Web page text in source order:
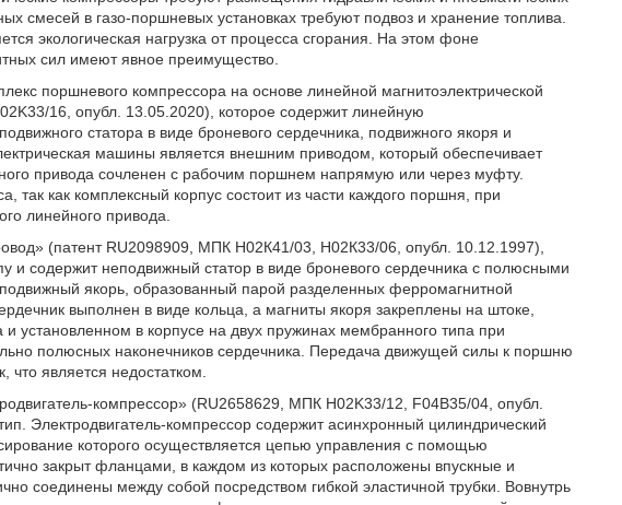
смесей в газо-поршневых установках требуют подвоз и хранение топлива.
экологическая нагрузка от процесса сгорания. На этом фоне
сил имеют явное преимущество.
поршневого компрессора на основе линейной магнитоэлектрической
16, опубл. 13.05.2020), которое содержит линейную
статора в виде броневого сердечника, подвижного якоря и
машины является внешним приводом, который обеспечивает
привода сочленен с рабочим поршнем напрямую или через муфту.
так как комплексный корпус состоит из части каждого поршня, при
линейного привода.
(патент RU2098909, МПК Н02К41/03, Н02К33/06, опубл. 10.12.1997),
и содержит неподвижный статор в виде броневого сердечника с полюсными
якорь, образованный парой разделенных ферромагнитной
выполнен в виде кольца, а магниты якоря закреплены на штоке,
установленном в корпусе на двух пружинах мембранного типа при
полюсных наконечников сердечника. Передача движущей силы к поршню
что является недостатком.
компрессор» (RU2658629, МПК H02K33/12, F04B35/04, опубл.
Электродвигатель-компрессор содержит асинхронный цилиндрический
которого осуществляется цепью управления с помощью
закрыт фланцами, в каждом из которых расположены впускные и
соединены между собой посредством гибкой эластичной трубки. Вовнутрь